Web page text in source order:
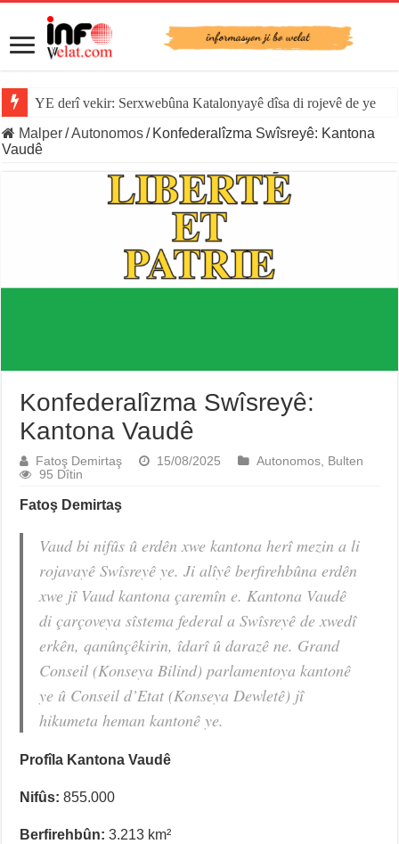
YE derî vekir: Serxwebûna Katalonyayê dîsa di rojevê de ye
Malper/Autonomos/ Konfederalîzma Swîsreyê: Kantona
Vaudê
Konfederalîzma Swîsreyê:
Kantona Vaudê
Fatoş Demirtaş 15/08/2025 Autonomos, Bulten
95 Dîtin
Fatoş Demirtaş
Vaud bi nifûs û erdên xwe kantona herî mezin a li
rojavayê Swîsreyê ye. Ji alîyê berfirehbûna erdên
xwe jî Vaud kantona çaremîn e. Kantona Vaudê
di çarçoveya sîstema federal a Swîsreyê de xwedî
erkên, qanûnçêkirin, îdarî û darazê ne. Grand
Conseil (Konseya Bilind) parlamentoya kantonê
ye û Conseil d’Etat (Konseya Dewletê) jî
hikumeta heman kantonê ye.
Profîla Kantona Vaudê
Nifûs: 855.000
Berfirehbûn: 3.213 km²